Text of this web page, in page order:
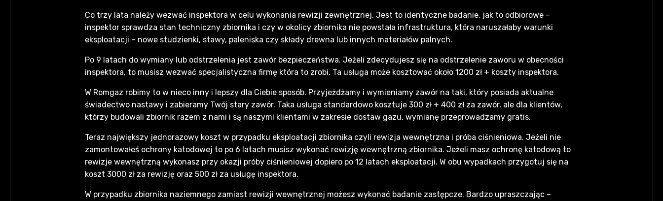
Co trzy lata należy wezwać inspektora w celu wykonania rewizji zewnętrznej. Jest to identyczne badanie, jak to odbiorowe –
inspektor sprawdza stan techniczny zbiornika i czy w okolicy zbiornika nie powstała infrastruktura, która naruszałaby warunki
eksploatacji – nowe studzienki, stawy, paleniska czy składy drewna lub innych materiałów palnych.
Po 9 latach do wymiany lub odstrzelenia jest zawór bezpieczeństwa. Jeżeli zdecydujesz się na odstrzelenie zaworu w obecności
inspektora, to musisz wezwać specjalistyczna firmę która to zrobi. Ta usługa może kosztować około 1200 zł + koszty inspektora.
W Romgaz robimy to w nieco inny i lepszy dla Ciebie sposób. Przyjeżdżamy i wymieniamy zawór na taki, który posiada aktualne
świadectwo nastawy i zabieramy Twój stary zawór. Taka usługa standardowo kosztuje 300 zł + 400 zł za zawór, ale dla klientów,
którzy budowali zbiornik razem z nami i są naszymi klientami w zakresie dostaw gazu, wymianę przeprowadzamy gratis.
Teraz największy jednorazowy koszt w przypadku eksploatacji zbiornika czyli rewizja wewnętrzna i próba ciśnieniowa. Jeżeli nie
zamontowałeś ochrony katodowej to po 6 latach musisz wykonać rewizję wewnętrzną zbiornika. Jeżeli masz ochronę katodową to
rewizje wewnętrzną wykonasz przy okazji próby ciśnieniowej dopiero po 12 latach eksploatacji. W obu wypadkach przygotuj się na
koszt 3000 zł za rewizję oraz 500 zł za usługę inspektora.
W przypadku zbiornika naziemnego zamiast rewizji wewnętrznej możesz wykonać badanie zastępcze. Bardzo upraszczając –